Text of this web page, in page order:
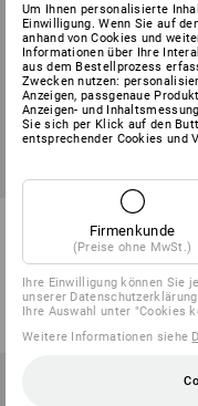
Varianten
ab 1,79 €
Grundpreis:0,04 €/Meter
(m. MwSt.) ab 48 Stück
Um Ihnen personalisierte
Einwilligung. Wenn Sie auf
anhand von Cookies und
Informationen über Ihre
aus dem Bestellprozess
Zwecken nutzen:
Anzeigen, passgenaue
Anzeigen- und
Sie sich per Klick auf den
entsprechender Cookies und
Firmenkunde
(Preise ohne MwSt.)
Ihre Einwilligung können Sie
unserer
Ihre Auswahl unter "Cookies
Weitere Informationen siehe